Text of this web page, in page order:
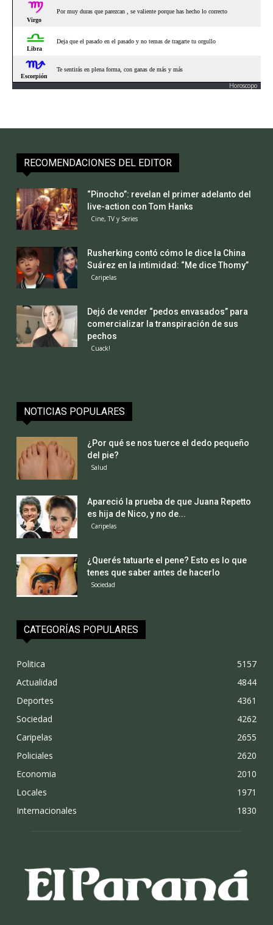
Horoscopo
RECOMENDACIONES DEL EDITOR
“Pinocho”: revelan el primer adelanto del
live-action con Tom Hanks
Cine, TV y Series
Rusherking contó cómo le dice la China
Suárez en la intimidad: “Me dice Thomy”
Caripelas
Dejó de vender “pedos envasados” para
comercializar la transpiración de sus
pechos
Cuack!
NOTICIAS POPULARES
¿Por qué se nos tuerce el dedo pequeño
del pie?
Salud
Apareció la prueba de que Juana Repetto
es hija de Nico, y no de...
Caripelas
¿Querés tatuarte el pene? Esto es lo que
tenes que saber antes de hacerlo
Sociedad
CATEGORÍAS POPULARES
Politica
5157
Actualidad
4844
Deportes
4361
Sociedad
4262
Caripelas
2655
Policiales
2620
Economia
2010
Locales
1971
Internacionales
1830